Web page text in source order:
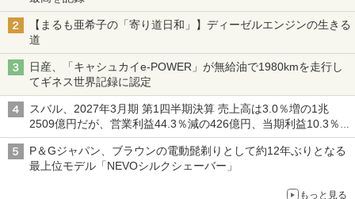
【まるも亜希子の「寄り道日和」】ディーゼルエンジンの生きる
道
日産、「キャシュカイe-POWER」が無給油で1980kmを走行し
てギネス世界記録に認定
スバル、2027年3月期 第1四半期決算 売上高は3.0％増の1兆
2509億円だが、営業利益44.3％減の426億円、当期利益10.3％減
の492億円で増収減益
P＆Gジャパン、ブラウンの電動髭剃りとして約12年ぶりとなる
最上位モデル「NEVOシルクシェーバー」
もっと見る